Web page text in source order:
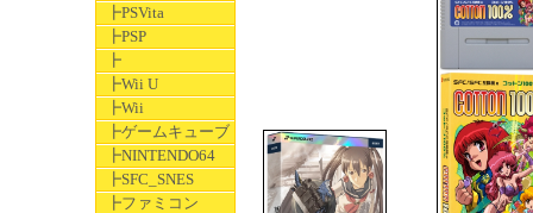
┣PSVita
┣PSP
┣
┣Wii U
┣Wii
┣ゲームキューブ
┣NINTENDO64
┣SFC_SNES
┣ファミコン